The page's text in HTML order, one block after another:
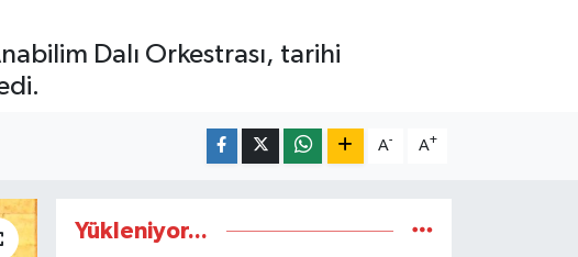
Dalı Orkestrası, tarihi
A- A+
Yükleniyor...